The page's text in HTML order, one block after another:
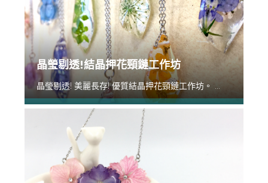
晶瑩剔透!結晶押花頸鏈工作坊
晶瑩剔透! 美麗長存! 優質結晶押花頸鏈工作坊。 ...